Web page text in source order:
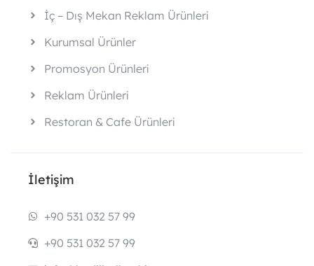
İç – Dış Mekan Reklam Ürünleri
Kurumsal Ürünler
Promosyon Ürünleri
Reklam Ürünleri
Restoran & Cafe Ürünleri
İletişim
+90 531 032 57 99
+90 531 032 57 99